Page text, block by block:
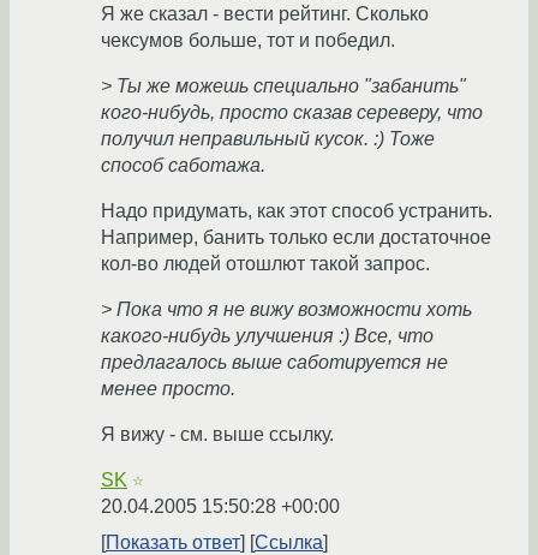
Я же сказал - вести рейтинг. Сколько
чексумов больше, тот и победил.
> Ты же можешь специально "забанить"
кого-нибудь, просто сказав сереверу, что
получил неправильный кусок. :) Тоже
способ саботажа.
Надо придумать, как этот способ устранить.
Например, банить только если достаточное
кол-во людей отошлют такой запрос.
> Пока что я не вижу возможности хоть
какого-нибудь улучшения :) Все, что
предлагалось выше саботируется не
менее просто.
Я вижу - см. выше ссылку.
SK ☆
20.04.2005 15:50:28 +00:00
Показать ответ
Ссылка